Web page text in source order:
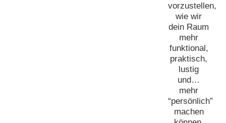
vorzustellen,
wie wir
dein Raum
mehr
funktional,
praktisch,
lustig
und…
mehr
“persönlich”
machen